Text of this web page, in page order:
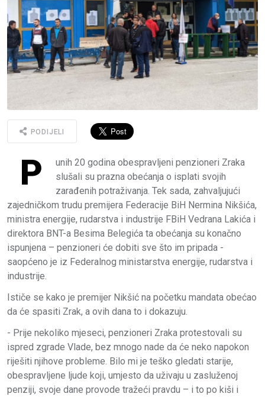
PODIJELI
P
unih 20 godina obespravljeni penzioneri Zraka
slušali su prazna obećanja o isplati svojih
zarađenih potraživanja. Tek sada, zahvaljujući
zajedničkom trudu premijera Federacije BiH Nermina Nikšića,
ministra energije, rudarstva i industrije FBiH Vedrana Lakića i
direktora BNT-a Besima Belegića ta obećanja su konačno
ispunjena – penzioneri će dobiti sve što im pripada -
saopćeno je iz Federalnog ministarstva energije, rudarstva i
industrije.
Ističe se kako je premijer Nikšić na početku mandata obećao
da će spasiti Zrak, a ovih dana to i dokazuju.
- Prije nekoliko mjeseci, penzioneri Zraka protestovali su
ispred zgrade Vlade, bez mnogo nade da će neko napokon
riješiti njihove probleme. Bilo mi je teško gledati starije,
obespravljene ljude koji, umjesto da uživaju u zasluženoj
penziji, svoje dane provode tražeći pravdu – i to po kiši i